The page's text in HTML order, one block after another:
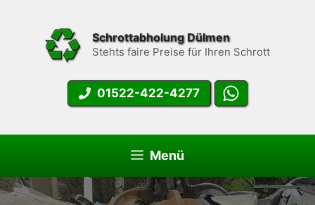
springen
Schrottabholung Dülmen
Stehts faire Preise für Ihren Schrott
01522-422-4277
Menü